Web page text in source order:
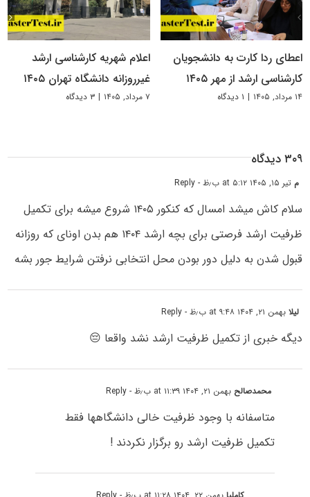
اعطای ردا کارت به دانشجویان
کارشناسی ارشد از مهر ۱۴۰۵
۱۴ مرداد, ۱۴۰۵ | ۱ دیدگاه
اعلام شهریه کارشناسی ارشد
غیرروزانه دانشگاه تهران ۱۴۰۵
۷ مرداد, ۱۴۰۵ | ۳ دیدگاه
۳۰۹ دیدگاه
م تیر ۱۵, ۱۴۰۵ at ۵:۱۲ ب٫ظ - Reply
سلام کاش میشد امسال که کنکور ۱۴۰۵ شروع میشه برای تکمیل
ظرفیت ارشد فرصتی برای بچه ارشد ۱۴۰۴ هم بدن اونای که روزانه
قبول شدن به دلیل دور بودن محل انتخابی نرفتن شرایط جور بشه
لیلابهمن ۲۱, ۱۴۰۴ at ۹:۴۸ ب٫ظ - Reply
دیگه خبری از تکمیل ظرفیت ارشد نشد واقعا 😔
محمدصالح بهمن ۲۱, ۱۴۰۴ at ۱۱:۳۹ ب٫ظ - Reply
متاسفانه با وجود ظرفیت خالی دانشگاهها فقط
تکمیل ظرفیت ارشد رو برگزار نکردند !